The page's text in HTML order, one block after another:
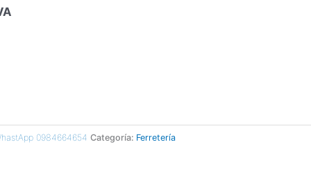
0984664654 Categoría: Ferretería